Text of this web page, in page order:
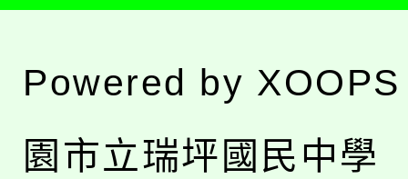
Powered by XOOPS
園市立瑞坪國民中學